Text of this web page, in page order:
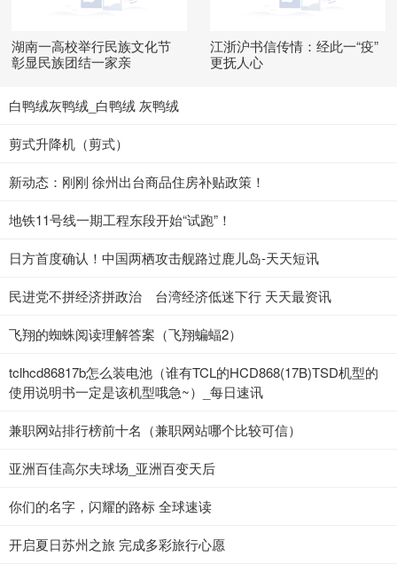
湖南一高校举行民族文化节
彰显民族团结一家亲
江浙沪书信传情：经此一“疫”
更抚人心
白鸭绒灰鸭绒_白鸭绒 灰鸭绒
剪式升降机（剪式）
新动态：刚刚 徐州出台商品住房补贴政策！
地铁11号线一期工程东段开始“试跑”！
日方首度确认！中国两栖攻击舰路过鹿儿岛-天天短讯
民进党不拼经济拼政治 台湾经济低迷下行 天天最资讯
飞翔的蜘蛛阅读理解答案（飞翔蝙蝠2）
tclhcd86817b怎么装电池（谁有TCL的HCD868(17B)TSD机型的
使用说明书一定是该机型哦急~）_每日速讯
兼职网站排行榜前十名（兼职网站哪个比较可信）
亚洲百佳高尔夫球场_亚洲百变天后
你们的名字，闪耀的路标 全球速读
开启夏日苏州之旅 完成多彩旅行心愿